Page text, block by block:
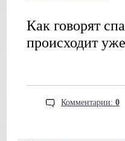
Как говорят
происходит
Комментарии: 0